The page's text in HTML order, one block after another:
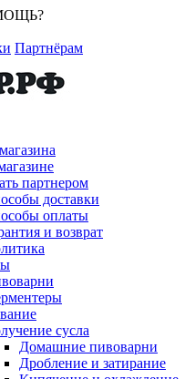
Партнёрам
партнером
доставки
оплаты
и возврат
сусла
Домашние пивоварни
Дробление и затирание